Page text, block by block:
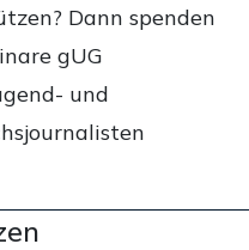
Dann spenden
gUG
und